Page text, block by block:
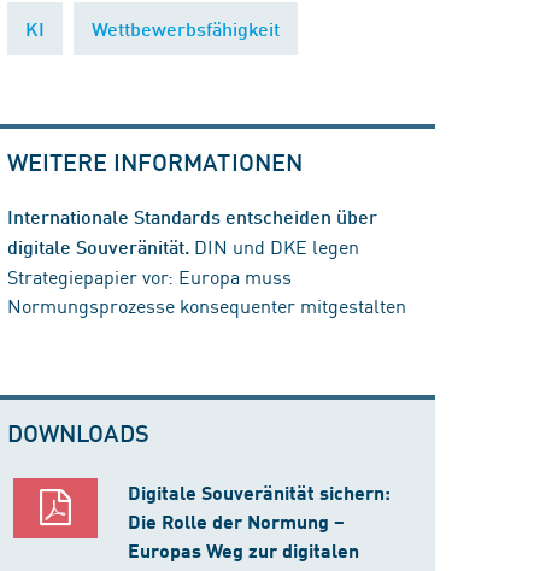
KI Wettbewerbsfähigkeit
WEITERE INFORMATIONEN
Internationale Standards entscheiden über
digitale Souveränität. DIN und DKE legen
Strategiepapier vor: Europa muss
Normungsprozesse konsequenter mitgestalten
DOWNLOADS
Digitale Souveränität sichern:
Die Rolle der Normung –
Europas Weg zur digitalen